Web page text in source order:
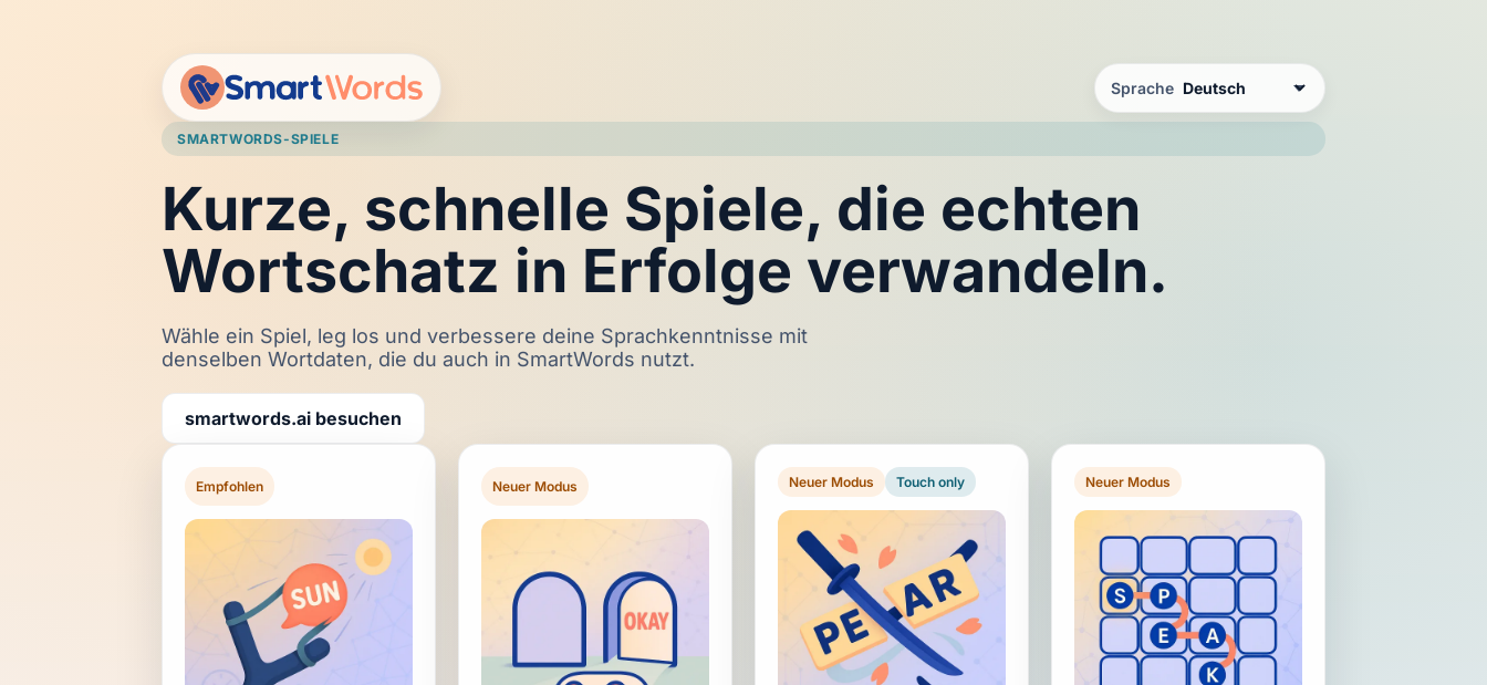
Sprache
SMARTWORDS-SPIELE
Kurze, schnelle Spiele, die echten
Wortschatz in Erfolge verwandeln.
Wähle ein Spiel, leg los und verbessere deine Sprachkenntnisse mit
denselben Wortdaten, die du auch in SmartWords nutzt.
smartwords.ai besuchen
Empfohlen Neuer Modus Neuer Modus Touch only Neuer Modus